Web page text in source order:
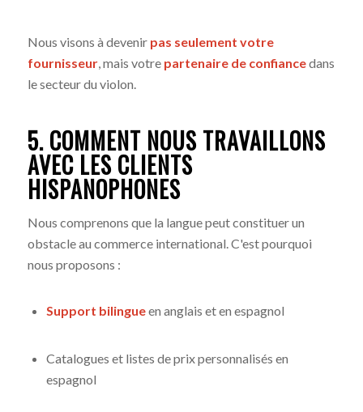
Nous visons à devenir pas seulement votre
fournisseur, mais votre partenaire de confiancedans
le secteur du violon.
5. COMMENT NOUS TRAVAILLONS
AVEC LES CLIENTS
HISPANOPHONES
Nous comprenons que la langue peut constituer un
obstacle au commerce international. C'est pourquoi
nous proposons :
Support bilingueen anglais et en espagnol
Catalogues et listes de prix personnalisés en
espagnol